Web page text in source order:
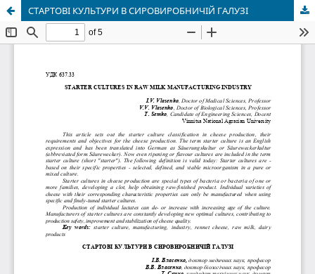
СТАРТОВІ КУЛЬТУРИ В СИРОВИРОБНИЧІЙ ГАЛУЗІ